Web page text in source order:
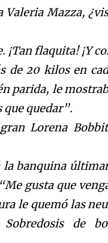
Mazza,
¡Tan flaquita! ¡Y
de 20 kilos en
parida, le
que quedar”.
Lorena
la banquina
gusta que
le quemó las
de